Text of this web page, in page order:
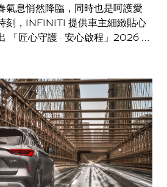
動
氣息悄然降臨，同時也是呵護愛
刻，INFINITI 提供車主細緻貼心
「匠心守護 · 安心啟程」2026 春
球INFINITI品牌專業檢修標準，
感安心。